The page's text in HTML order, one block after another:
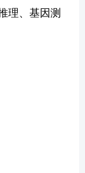
理、基因测